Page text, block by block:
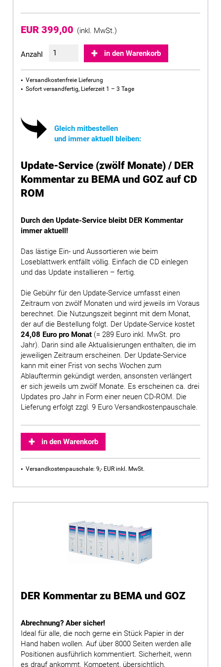
EUR 399,00 (inkl. MwSt.)
Anzahl in den Warenkorb
Versandkostenfreie Lieferung
Sofort versandfertig, Lieferzeit 1 – 3 Tage
Gleich mitbestellen
und immer aktuell bleiben:
Update-Service (zwölf Monate) / DER
Kommentar zu BEMA und GOZ auf CD
ROM
Durch den Update-Service bleibt DER Kommentar
immer aktuell!
Das lästige Ein- und Aussortieren wie beim
Loseblattwerk entfällt völlig. Einfach die CD einlegen
und das Update installieren – fertig.
Die Gebühr für den Update-Service umfasst einen
Zeitraum von zwölf Monaten und wird jeweils im Voraus
berechnet. Die Nutzungszeit beginnt mit dem Monat,
der auf die Bestellung folgt. Der Update-Service kostet
24,08 Euro pro Monat (= 289 Euro inkl. MwSt. pro
Jahr). Darin sind alle Aktualisierungen enthalten, die im
jeweiligen Zeitraum erscheinen. Der Update-Service
kann mit einer Frist von sechs Wochen zum
Ablauftermin gekündigt werden, ansonsten verlängert
er sich jeweils um zwölf Monate. Es erscheinen ca. drei
Updates pro Jahr in Form einer neuen CD-ROM. Die
Lieferung erfolgt zzgl. 9 Euro Versandkostenpauschale.
in den Warenkorb
Versandkostenpauschale: 9,- EUR inkl. MwSt.
DER Kommentar zu BEMA und GOZ
Abrechnung? Aber sicher!
Ideal für alle, die noch gerne ein Stück Papier in der
Hand haben wollen. Auf über 8000 Seiten werden alle
Positionen ausführlich kommentiert. Sicherheit, wenn
es drauf ankommt. Kompetent, übersichtlich,